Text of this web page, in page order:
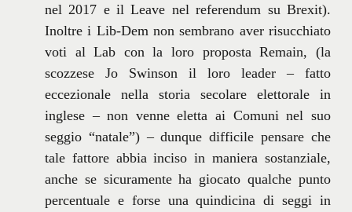
nel 2017 e il Leave nel referendum su Brexit).
Inoltre i Lib-Dem non sembrano aver risucchiato
voti al Lab con la loro proposta Remain, (la
scozzese Jo Swinson il loro leader – fatto
eccezionale nella storia secolare elettorale in
inglese – non venne eletta ai Comuni nel suo
seggio “natale”) – dunque difficile pensare che
tale fattore abbia inciso in maniera sostanziale,
anche se sicuramente ha giocato qualche punto
percentuale e forse una quindicina di seggi in